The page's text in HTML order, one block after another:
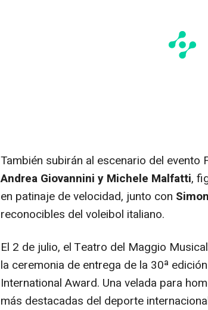
También subirán al escenario del evento
Andrea Giovannini y Michele Malfatti,
en patinaje de velocidad, junto con
reconocibles del voleibol italiano.
El 2 de julio, el Teatro del Maggio
la ceremonia de entrega de la 30ª
International Award. Una velada para
más destacadas del deporte